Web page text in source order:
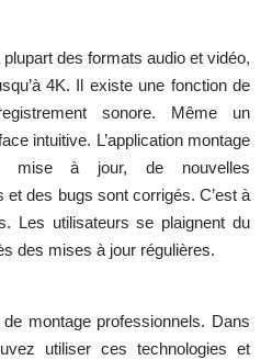
des formats audio et vidéo,
4K. Il existe une fonction de
sonore. Même un
intuitive. L’application montage
mise à jour, de nouvelles
et des bugs sont corrigés. C’est à
Les utilisateurs se plaignent du
des mises à jour régulières.
montage professionnels. Dans
utiliser ces technologies et